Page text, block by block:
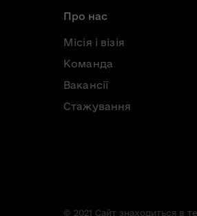
Про нас
Місія і візія
Команда
Вакансії
Стажування
© 2021 Сайт знаходиться в